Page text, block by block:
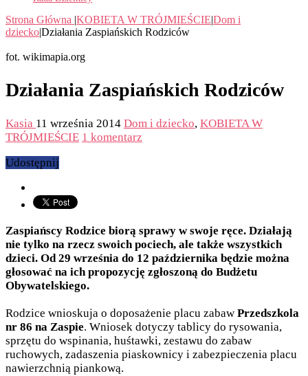
Strona Główna |KOBIETA W TRÓJMIEŚCIE|Dom i
dziecko|Działania Zaspiańskich Rodziców
fot. wikimapia.org
Działania Zaspiańskich Rodziców
Kasia 11 września 2014 Dom i dziecko, KOBIETA W
TRÓJMIEŚCIE 1 komentarz
Udostępnij
Zaspiańscy Rodzice biorą sprawy w swoje ręce. Działają
nie tylko na rzecz swoich pociech, ale także wszystkich
dzieci. Od 29 września do 12 października będzie można
głosować na ich propozycję zgłoszoną do Budżetu
Obywatelskiego.
Rodzice wnioskuja o doposażenie placu zabaw Przedszkola
nr 86 na Zaspie. Wniosek dotyczy tablicy do rysowania,
sprzętu do wspinania, huśtawki, zestawu do zabaw
ruchowych, zadaszenia piaskownicy i zabezpieczenia placu
nawierzchnią piankową.